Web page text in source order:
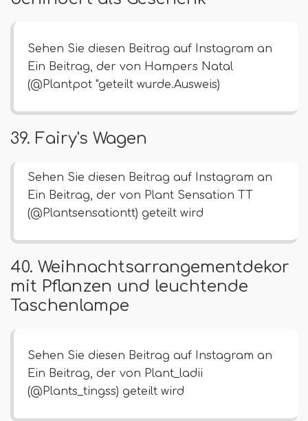
Sehen Sie diesen Beitrag auf Instagram an
Ein Beitrag, der von Hampers Natal
(@Plantpot "geteilt wurde.Ausweis)
39. Fairy's Wagen
Sehen Sie diesen Beitrag auf Instagram an
Ein Beitrag, der von Plant Sensation TT
(@Plantsensationtt) geteilt wird
40. Weihnachtsarrangementdekor
mit Pflanzen und leuchtende
Taschenlampe
Sehen Sie diesen Beitrag auf Instagram an
Ein Beitrag, der von Plant_ladii
(@Plants_tingss) geteilt wird